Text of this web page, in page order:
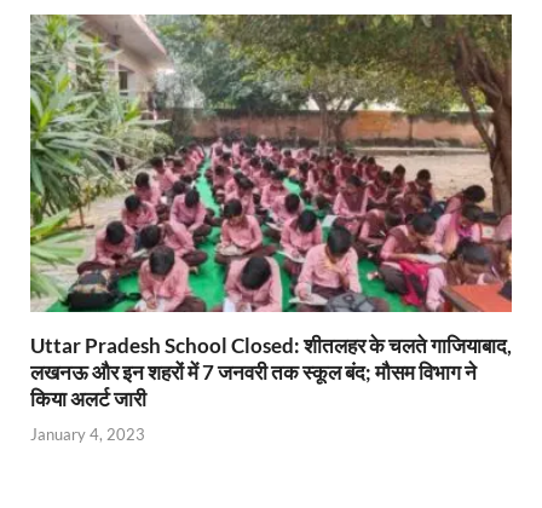
Uttar Pradesh School Closed: शीतलहर के चलते गाजियाबाद,
लखनऊ और इन शहरों में 7 जनवरी तक स्कूल बंद; मौसम विभाग ने
किया अलर्ट जारी
January 4, 2023